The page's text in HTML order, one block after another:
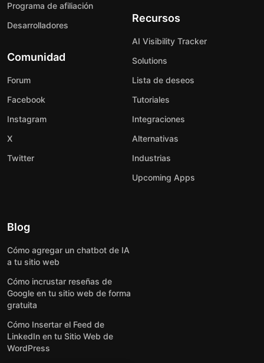
Programa de afiliación
Desarrolladores
Comunidad
Forum
Facebook
Instagram
X
Twitter
Recursos
AI Visibility Tracker
Solutions
Lista de deseos
Tutoriales
Integraciones
Alternativas
Industrias
Upcoming Apps
Blog
Cómo agregar un chatbot de IA
a tu sitio web
Cómo incrustar reseñas de
Google en tu sitio web de forma
gratuita
Cómo Insertar el Feed de
LinkedIn en tu Sitio Web de
WordPress